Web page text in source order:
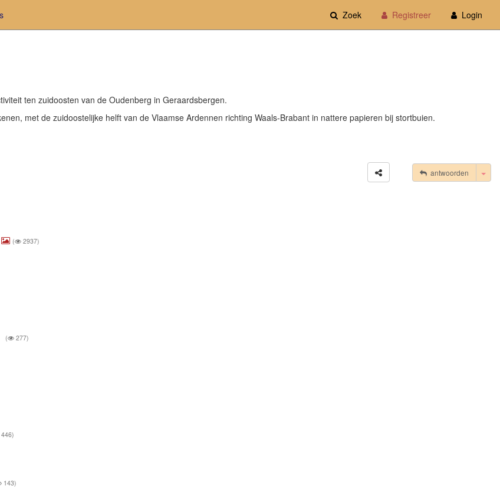
Zoek Registreer Login
ten zuidoosten van de Oudenberg in Geraardsbergen.
met de zuidoostelijke helft van de Vlaamse Ardennen richting Waals-Brabant in nattere papieren bij stortbuien.
antwoorden
( 2937)
( 277)
446)
143)